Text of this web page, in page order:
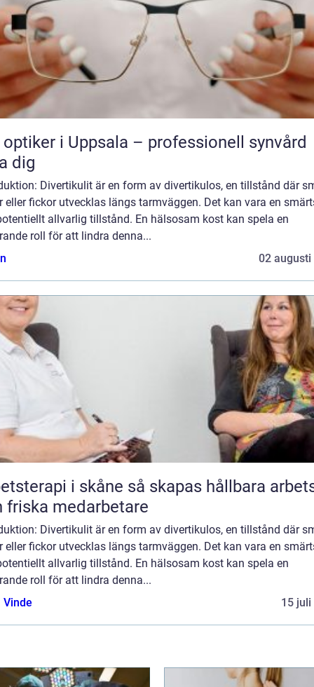
optiker i Uppsala – professionell synvård
dig
Divertikulit är en form av divertikulos, en tillstånd där
eller fickor utvecklas längs tarmväggen. Det kan vara en
allvarlig tillstånd. En hälsosam kost kan spela en
roll för att lindra denna...
02 augusti
i skåne så skapas hållbara arbetsliv
friska medarbetare
Divertikulit är en form av divertikulos, en tillstånd där
eller fickor utvecklas längs tarmväggen. Det kan vara en
allvarlig tillstånd. En hälsosam kost kan spela en
roll för att lindra denna...
Vinde
15 juli